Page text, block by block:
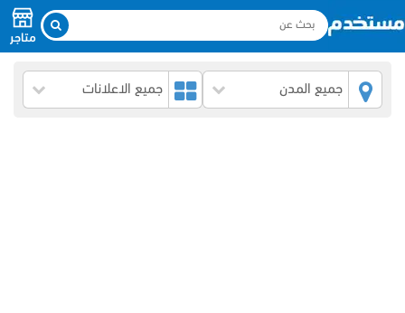
متاجر
جميع المدن جميع الاعلانات